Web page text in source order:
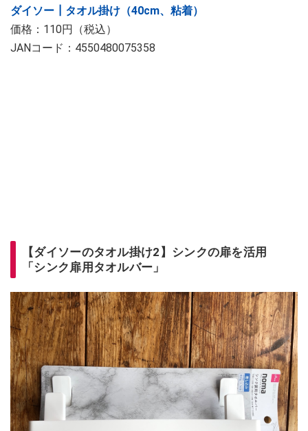
ダイソー┃タオル掛け（40cm、粘着）
価格：110円（税込）
JANコード：4550480075358
【ダイソーのタオル掛け2】シンクの扉を活用
「シンク扉用タオルバー」